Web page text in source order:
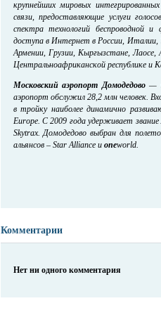
крупнейших мировых
связи, предоставляющие услуги
спектра технологий беспроводной
доступа в Интернет в России, Италии,
Армении, Грузии, Кыргызстане, Лаосе,
Центральноафриканской республике и
Московский аэропорт Домодедово—
аэропорт обслужил 28,2 млн человек.
в тройку наиболее динамично
Europe. С 2009 года удерживает
Skytrax. Домодедово выбран для
альянсов – Star Alliance иoneworld.
Комментарии
Нет ни одного комментария